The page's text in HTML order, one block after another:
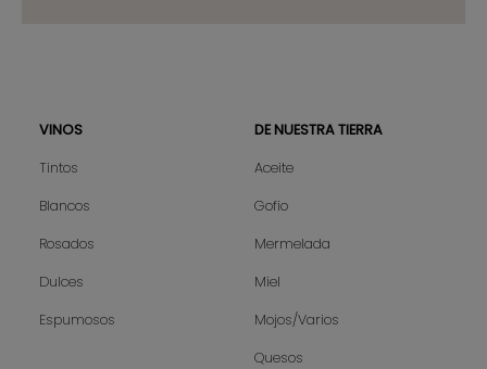
Sitemap
VINOS
Tintos
Blancos
Rosados
Dulces
Espumosos
DE NUESTRA TIERRA
Aceite
Gofio
Mermelada
Miel
Mojos/Varios
Quesos